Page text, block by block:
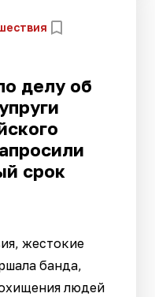
делу об
срок
жестокие
банда,
людей